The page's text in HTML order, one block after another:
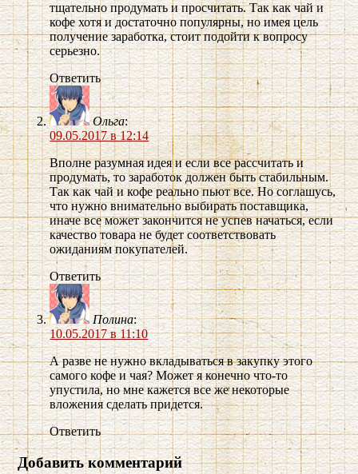
тщательно продумать и просчитать. Так как чай и
кофе хотя и достаточно популярны, но имея цель
получение заработка, стоит подойти к вопросу
серьезно.
Ответить
Ольга:
09.05.2017 в 12:14
Вполне разумная идея и если все рассчитать и
продумать, то заработок должен быть стабильным.
Так как чай и кофе реально пьют все. Но соглашусь,
что нужно внимательно выбирать поставщика,
иначе все может закончится не успев начаться, если
качество товара не будет соответствовать
ожиданиям покупателей.
Ответить
Полина:
10.05.2017 в 11:10
А разве не нужно вкладываться в закупку этого
самого кофе и чая? Может я конечно что-то
упустила, но мне кажется все же некоторые
вложения сделать придется.
Ответить
Добавить комментарий